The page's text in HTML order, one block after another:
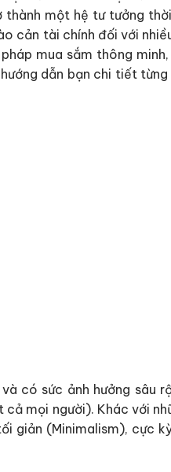
một hệ tư tưởng
cản tài chính đối với
mua sắm thông
dẫn bạn chi tiết
có sức ảnh hưởng sâu
mọi người). Khác với
(Minimalism), cực